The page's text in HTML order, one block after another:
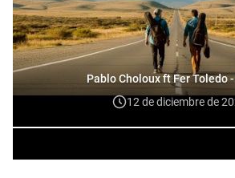
Pablo Choloux ft Fer Toledo
12 de diciembre de